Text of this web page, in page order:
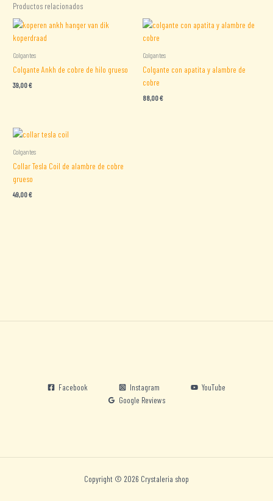
Productos relacionados
Colgantes
Colgante Ankh de cobre de hilo grueso
39,00€
Colgantes
Colgante con apatita y alambre de
cobre
88,00€
Colgantes
Collar Tesla Coil de alambre de cobre
grueso
49,00€
Facebook Instagram
YouTube
Google Reviews
Copyright © 2026 Crystaleria shop